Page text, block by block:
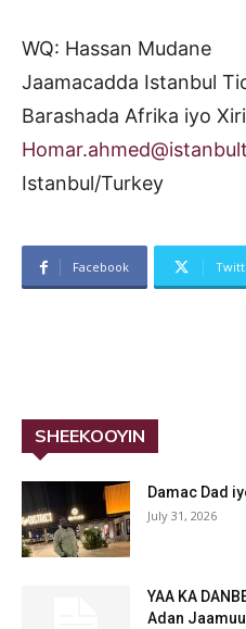
WQ: Hassan Mudane
Jaamacadda Istanbul
Barashada Afrika iyo
Istanbul/Turkey
Facebook
SHEEKOOYIN
Damac Dad
July 31, 2026
YAA KA
Adan